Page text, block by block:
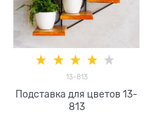
13-813
Подставка для цветов 13-
813